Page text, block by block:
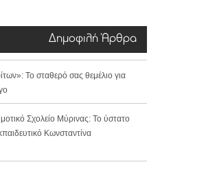
Δημοφιλή Άρθρα
Το σταθερό σας θεμέλιο για
Σχολείο Μύρινας: Το ύστατο
Κωνσταντίνα